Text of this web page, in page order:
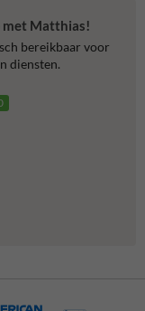
met Matthias!
bereikbaar voor
diensten.